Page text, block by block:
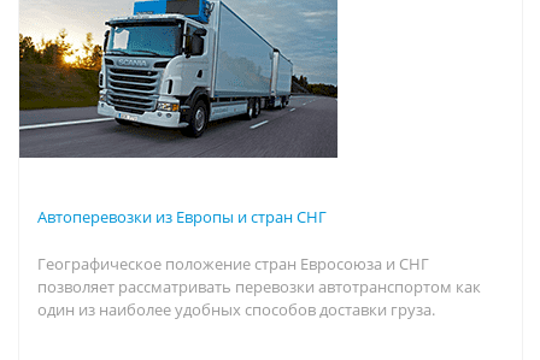
Автоперевозки из Европы и стран СНГ
Географическое положение стран Евросоюза и СНГ
позволяет рассматривать перевозки автотранспортом как
один из наиболее удобных способов доставки груза.